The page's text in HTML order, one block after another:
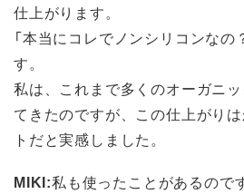
仕上がります。
「本当にコレでノンシリコンなの
す。
私は、これまで多くのオーガニ
てきたのですが、この仕上がり
トだと実感しました。
MIKI:私も使ったことがあるので